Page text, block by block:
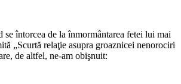
întorcea de la înmormântarea fetei lui mai
„Scurtă relaţie asupra groaznicei nenorociri
de altfel, ne-am obişnuit: